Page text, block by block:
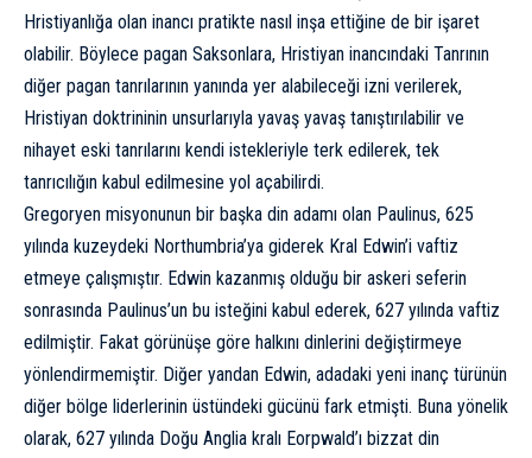
Hristiyanlığa olan inancı pratikte nasıl inşa ettiğine de bir işaret
olabilir. Böylece pagan Saksonlara, Hristiyan inancındaki Tanrının
diğer pagan tanrılarının yanında yer alabileceği izni verilerek,
Hristiyan doktrininin unsurlarıyla yavaş yavaş tanıştırılabilir ve
nihayet eski tanrılarını kendi istekleriyle terk edilerek, tek
tanrıcılığın kabul edilmesine yol açabilirdi.
Gregoryen misyonunun bir başka din adamı olan Paulinus, 625
yılında kuzeydeki Northumbria’ya giderek Kral Edwin’i vaftiz
etmeye çalışmıştır. Edwin kazanmış olduğu bir askeri seferin
sonrasında Paulinus’un bu isteğini kabul ederek, 627 yılında vaftiz
edilmiştir. Fakat görünüşe göre halkını dinlerini değiştirmeye
yönlendirmemiştir. Diğer yandan Edwin, adadaki yeni inanç türünün
diğer bölge liderlerinin üstündeki gücünü fark etmişti. Buna yönelik
olarak, 627 yılında Doğu Anglia kralı Eorpwald’ı bizzat din